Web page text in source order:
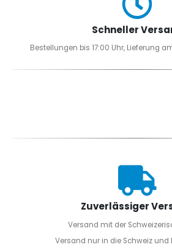
Schneller
Bestellungen bis 17:00 Uhr, Lieferung
Zuverlässiger
Versand mit der
Versand nur in die Schweiz und